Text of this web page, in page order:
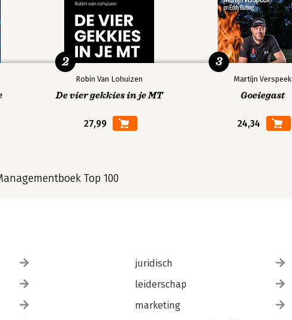
Robin Van Lohuizen
De vier gekkies in je MT
27,99
2
Martijn Verspeek
Goeiegast
24,34
3
Top 100
juridisch
leiderschap
marketing